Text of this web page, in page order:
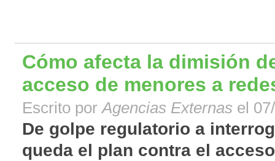
Cómo afecta la dimisión
acceso de menores a
Escrito porAgencias Externas el
De golpe regulatorio a
queda el plan contra el